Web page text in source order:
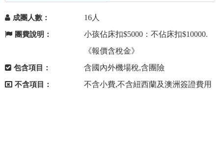
成團人數： 16人
團費說明：
小孩佔床扣$5000：不佔床扣$10000.
《報價含稅金》
包含項目： 含國內外機場稅,含團險
不含項目： 不含小費,不含紐西蘭及澳洲簽證費用